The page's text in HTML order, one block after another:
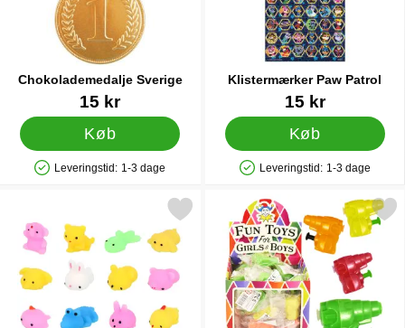
Chokolademedalje Sverige
Varenr 1109415 kr
Køb
Produkttilgængelighed: På lager
Leveringstid: 1-3 dage
Klistermærker Paw Patrol
Varenr 2627615 kr
Køb
Produkttilgængelighed: På lager
Leveringstid: 1-3 dage
Markér stretchy Dyrelegetøj som favoritMarkér vandpistol